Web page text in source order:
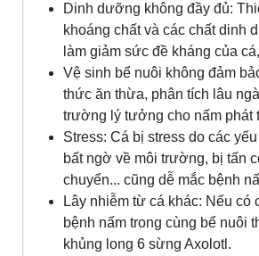
Dinh dưỡng không đầy đủ:
khoáng chất và các chất dinh
làm giảm sức đề kháng của
Vệ sinh bể nuôi không đảm
thức ăn thừa, phân tích lâu
trường lý tưởng cho nấm phát
Stress: Cá bị stress do các
bất ngờ về môi trường, bị tấn
chuyển... cũng dễ mắc bệnh
Lây nhiễm từ cá khác: Nếu có
bệnh nấm trong cùng bể nuôi
khủng long 6 sừng Axolotl.